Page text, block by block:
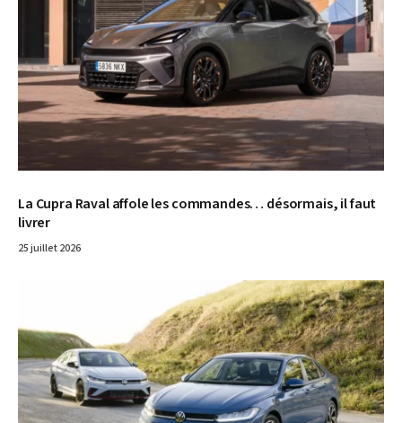
La Cupra Raval affole les commandes… désormais, il faut
livrer
25 juillet 2026